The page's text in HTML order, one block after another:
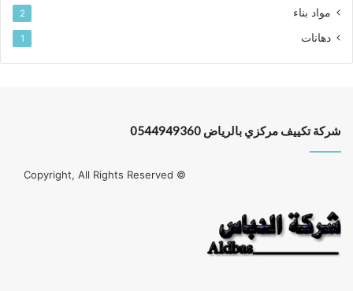
مواد بناء 2
دهانات 1
شركة تكييف مركزي بالرياض 0544949360
© Copyright, All Rights Reserved